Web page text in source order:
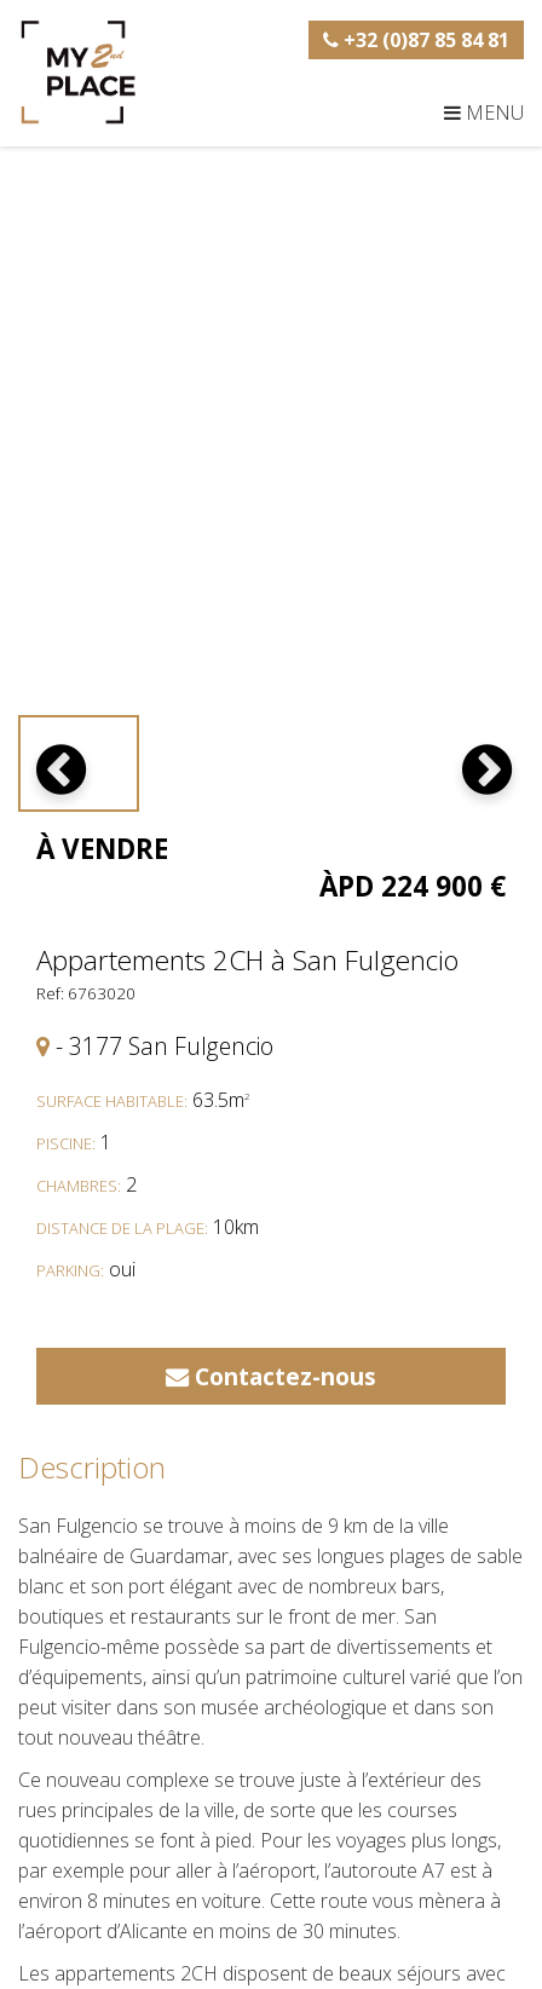
+32 (0)87 85 84 81
MENU
À VENDRE
ÀPD 224 900 €
Appartements 2CH à San Fulgencio
Ref: 6763020
- 3177 San Fulgencio
SURFACE HABITABLE: 63.5m2
PISCINE: 1
CHAMBRES: 2
DISTANCE DE LA PLAGE: 10km
PARKING: oui
Contactez-nous
Description
San Fulgencio se trouve à moins de 9 km de la ville
balnéaire de Guardamar, avec ses longues plages de sable
blanc et son port élégant avec de nombreux bars,
boutiques et restaurants sur le front de mer. San
Fulgencio-même possède sa part de divertissements et
d’équipements, ainsi qu’un patrimoine culturel varié que l’on
peut visiter dans son musée archéologique et dans son
tout nouveau théâtre.
Ce nouveau complexe se trouve juste à l’extérieur des
rues principales de la ville, de sorte que les courses
quotidiennes se font à pied. Pour les voyages plus longs,
par exemple pour aller à l’aéroport, l’autoroute A7 est à
environ 8 minutes en voiture. Cette route vous mènera à
l’aéroport d’Alicante en moins de 30 minutes.
Les appartements 2CH disposent de beaux séjours avec